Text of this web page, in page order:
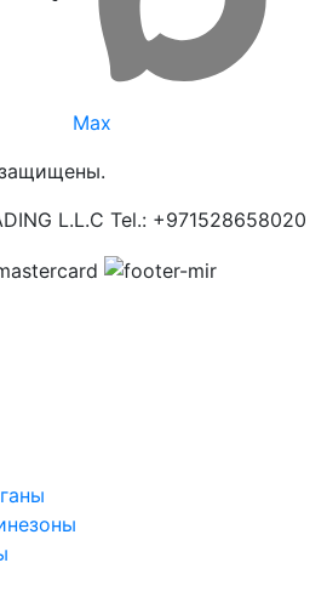
Max
L.L.C Tel.: +971528658020